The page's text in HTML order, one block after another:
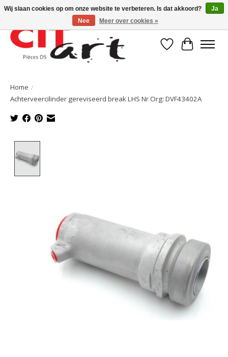
Verlanglijst
Home /
Achterveercilinder gereviseerd break LHS Nr Org: DVF43402A
Wij slaan cookies op om onze website te verbeteren. Is dat akkoord?
Ja
Nee
Meer over cookies »